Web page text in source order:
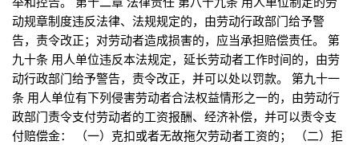
动规章制度违反法律、法规规定的，由劳动行政部门给予警
告，责令改正；对劳动者造成损害的，应当承担赔偿责任。 第
九十条 用人单位违反本法规定，延长劳动者工作时间的，由劳
动行政部门给予警告，责令改正，并可以处以罚款。 第九十一
条 用人单位有下列侵害劳动者合法权益情形之一的，由劳动行
政部门责令支付劳动者的工资报酬、经济补偿，并可以责令支
付赔偿金： （一）克扣或者无故拖欠劳动者工资的； （二）拒